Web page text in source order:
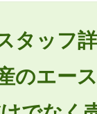
タッフ
のエー